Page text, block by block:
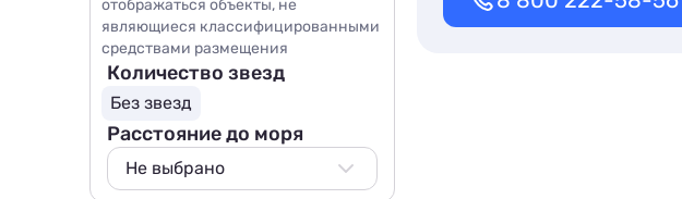
отображаться объекты, не
являющиеся классифицированными
средствами размещения
Количество звезд
Без звезд
Расстояние до моря
Не выбрано